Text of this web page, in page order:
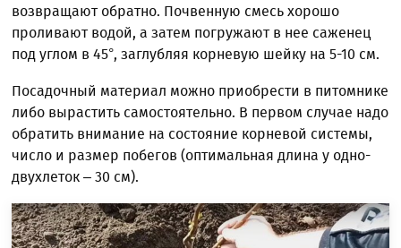
возвращают обратно. Почвенную смесь хорошо
проливают водой, а затем погружают в нее саженец
под углом в 45°, заглубляя корневую шейку на 5-10 см.
Посадочный материал можно приобрести в питомнике
либо вырастить самостоятельно. В первом случае надо
обратить внимание на состояние корневой системы,
число и размер побегов (оптимальная длина у одно-
двухлеток – 30 см).